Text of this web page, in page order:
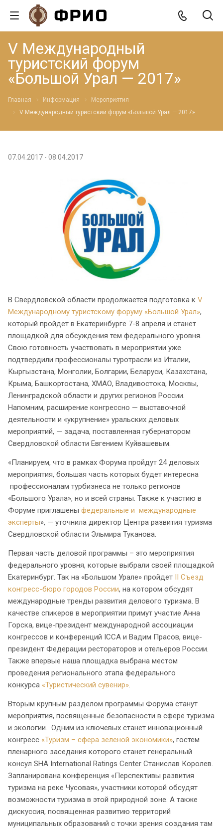
V Международный
туристский форум
«Большой Урал — 2017»
Главная Информация
Мероприятия
V Международный туристский форум «Большой Урал — 2017»
07.04.2017 - 08.04.2017
В Свердловской области продолжается подготовка к V
Международному туристскому форуму «Большой Урал»,
который пройдет в Екатеринбурге 7-8 апреля и станет
площадкой для обсуждения тем федерального уровня.
Свою готовность участвовать в мероприятии уже
подтвердили профессионалы туротрасли из Италии,
Кыргызстана, Монголии, Болгарии, Беларуси, Казахстана,
Крыма, Башкортостана, ХМАО, Владивостока, Москвы,
Ленинградской области и других регионов России.
Напомним, расширение конгрессно — выставочной
деятельности и «укрупнение» уральских деловых
мероприятий, — задача, поставленная губернатором
Свердловской области Евгением Куйвашевым.
«Планируем, что в рамках Форума пройдут 24 деловых
мероприятия, большая часть которых будет интересна
профессионалам турбизнеса не только регионов
«Большого Урала», но и всей страны. Также к участию в
Форуме приглашены федеральные и международные
эксперты», — уточнила директор Центра развития туризма
Свердловской области Эльмира Туканова.
Первая часть деловой программы – это мероприятия
федерального уровня, которые выбрали своей площадкой
Екатеринбург. Так на «Большом Урале» пройдет II Съезд
конгресс-бюро городов России, на котором обсудят
международные тренды развития делового туризма. В
качестве спикеров в мероприятии примут участие Анна
Горска, вице-президент международной ассоциации
конгрессов и конференций ICCA и Вадим Прасов, вице-
президент Федерации рестораторов и отельеров России.
Также впервые наша площадка выбрана местом
проведения регионального этапа федерального
конкурса «Туристический сувенир».
Вторым крупным разделом программы Форума станут
мероприятия, посвященные безопасности в сфере туризма
и экологии. Одним из ключевых станет инновационный
конгресс «Туризм – сфера зеленой экономики», гостем
пленарного заседания которого станет генеральный
консул SHA International Ratings Center Станислав Королев.
Запланирована конференция «Перспективы развития
туризма на реке Чусовая», участники которой обсудят
возможности туризма в этой природной зоне. А также
дискуссия, посвященная развитию территорий
муниципальных образований с точки зрения создания там